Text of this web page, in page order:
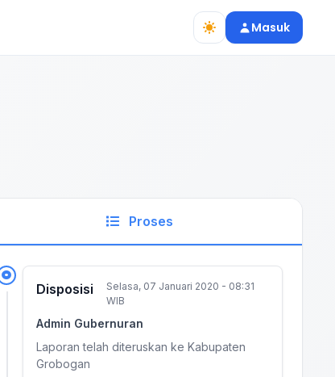
Masuk
Proses
Disposisi
Selasa, 07 Januari 2020 - 08:31
WIB
Admin Gubernuran
Laporan telah diteruskan ke Kabupaten
Grobogan